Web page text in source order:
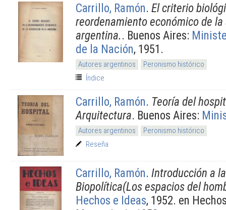
Carrillo, Ramón. El criterio
reordenamiento económico de
argentina.. Buenos Aires:
de la Nación, 1951.
Autores argentinos
Peronismo histórico
Índice
Carrillo, Ramón. Teoría del
Arquitectura. Buenos Aires:
Autores argentinos
Peronismo histórico
Reseña
Carrillo, Ramón. Introducción a
Biopolítica(Los espacios del
Hechos e Ideas, 1952. en